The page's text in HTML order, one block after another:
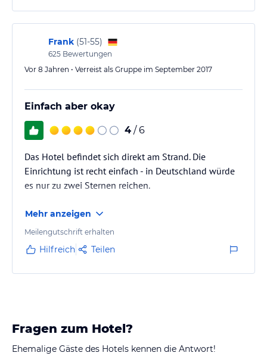
und etwas trinken. Das Essen ist typisch und okay,
ebenso das Frühstück. 2 Sterne wären angebracht.
In den kleinen Ort mit ein paar Geschäften…
Frank (51-55)
625 Bewertungen
Vor 8 Jahren • Verreist als Gruppe im September 2017
Einfach aber okay
4 / 6
Das Hotel befindet sich direkt am Strand. Die
Einrichtung ist recht einfach - in Deutschland würde
es nur zu zwei Sternen reichen.
Mehr anzeigen
Meilengutschrift erhalten
Hilfreich Teilen
Fragen zum Hotel?
Ehemalige Gäste des Hotels kennen die Antwort!